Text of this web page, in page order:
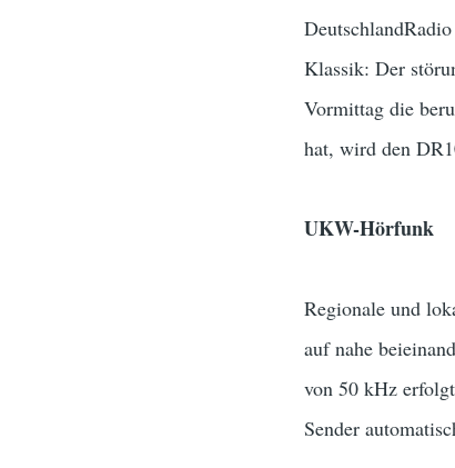
Klassik: Der
Vormittag die
hat, wird den
UKW-Hörfunk
Regionale und
auf nahe
von 50 kHz
Sender